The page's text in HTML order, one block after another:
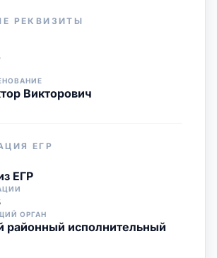
РЕКВИЗИТЫ
Викторович
ЕГР
ЕГР
ОРГАН
районный исполнительный